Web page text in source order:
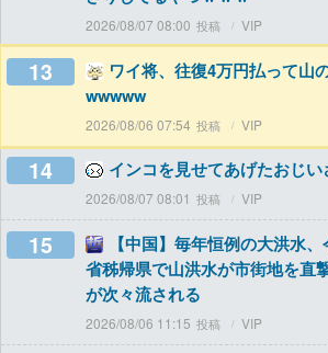
2026/08/07 08:00 VIP
13
ワイ将、往復4万円払って山
wwwww
2026/08/06 07:54 VIP
14 インコを見せてあげたおじ
2026/08/07 08:01 VIP
15
【中国】毎年恒例の大洪水
省秭帰県で山洪水が市街地を直
が次々流される
2026/08/06 11:15 VIP